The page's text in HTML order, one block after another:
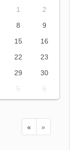
1
2
8
9
15
16
22
23
29
30
5 6
« »